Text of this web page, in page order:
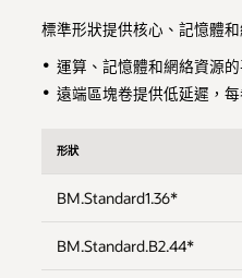
標準形狀提供核心、記憶體
運算、記憶體和網絡資源
遠端區塊卷提供低延遲，
形狀
BM.Standard1.36*
BM.Standard.B2.44*